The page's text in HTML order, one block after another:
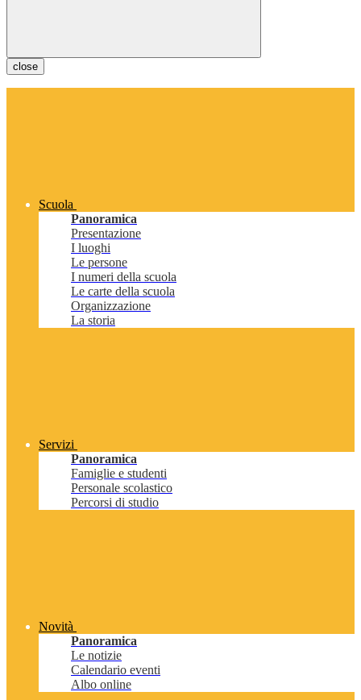
close
Scuola
Panoramica
Presentazione
I luoghi
Le persone
I numeri della scuola
Le carte della scuola
Organizzazione
La storia
Servizi
Panoramica
Famiglie e studenti
Personale scolastico
Percorsi di studio
Novità
Panoramica
Le notizie
Calendario eventi
Albo online